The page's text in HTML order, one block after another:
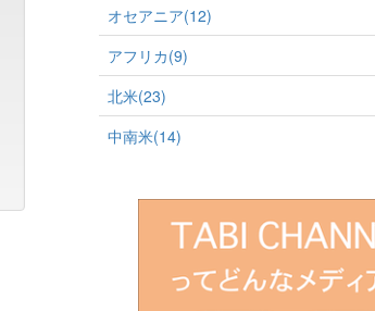
オセアニア(12)
アフリカ(9)
北米(23)
中南米(14)